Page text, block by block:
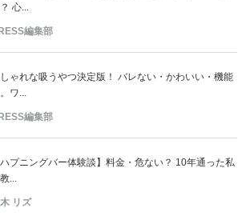
心...
編集部
ゃれな吸うやつ決定版！ バレない・かわいい・機能
ワ...
編集部
ハプニングバー体験談】料金・危ない？ 10年通った私
...
リズ